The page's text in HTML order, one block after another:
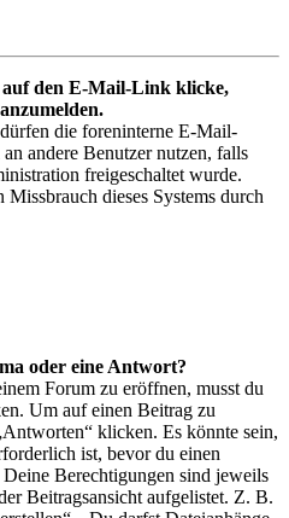
auf den E-Mail-Link klicke,
die foreninterne E-Mail-
andere Benutzer nutzen, falls
freigeschaltet wurde.
dieses Systems durch
oder eine Antwort?
Forum zu eröffnen, musst du
Um auf einen Beitrag zu
klicken. Es könnte sein,
ist, bevor du einen
Berechtigungen sind jeweils
Beitragsansicht aufgelistet. Z. B.